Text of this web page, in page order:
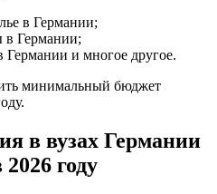
в Германии;
в Германии;
Германии и многое другое.
минимальный бюджет
в вузах Германии
году